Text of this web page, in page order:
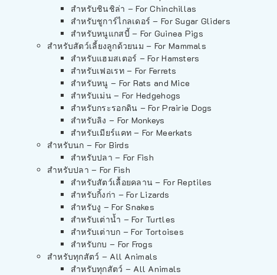
สำหรับชินชิล่า – For Chinchillas
สำหรับชูการ์ไกลเดอร์ – For Sugar Gliders
สำหรับหนูแกสบี้ – For Guinea Pigs
สำหรับสัตว์เลี้ยงลูกด้วยนม – For Mammals
สำหรับแฮมสเตอร์ – For Hamsters
สำหรับเฟอเรท – For Ferrets
สำหรับหนู – For Rats and Mice
สำหรับเม่น – For Hedgehogs
สำหรับกระรอกดิน – For Prairie Dogs
สำหรับลิง – For Monkeys
สำหรับเมียร์แคท – For Meerkats
สำหรับนก – For Birds
สำหรับปลา – For Fish
สำหรับปลา – For Fish
สำหรับสัตว์เลื้อยคลาน – For Reptiles
สำหรับกิ้งก่า – For Lizards
สำหรับงู – For Snakes
สำหรับเต่าน้ำ – For Turtles
สำหรับเต่าบก – For Tortoises
สำหรับกบ – For Frogs
สำหรับทุกสัตว์ – All Animals
สำหรับทุกสัตว์ – All Animals